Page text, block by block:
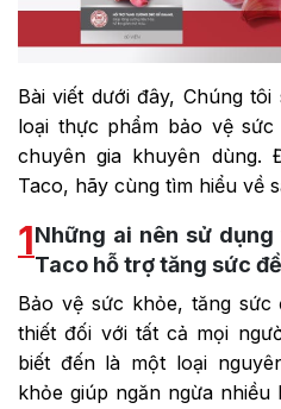
Bài viết dưới đây, Chúng
loại thực phẩm bảo vệ
chuyên gia khuyên
Taco, hãy cùng tìm hiểu về
1Những ai nên sử
Taco hỗ trợ tăng sức
Bảo vệ sức khỏe, tăng
thiết đối với tất cả mọi
biết đến là một loại
khỏe giúp ngăn ngừa